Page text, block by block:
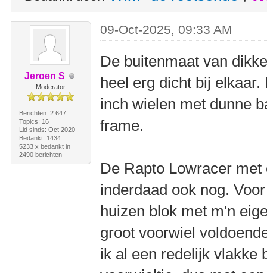
Jeroen S
Moderator
Berichten: 2.647
Topics: 16
Lid sinds: Oct 2020
Bedankt: 1434
5233 x bedankt in
2490 berichten
09-Oct-2025, 09:33 AM
De buitenmaat van
heel erg dicht bij
inch wielen met dunne
frame.
De Rapto Lowracer
inderdaad ook nog.
huizen blok met m'n
groot voorwiel
ik al een redelijk vlakke